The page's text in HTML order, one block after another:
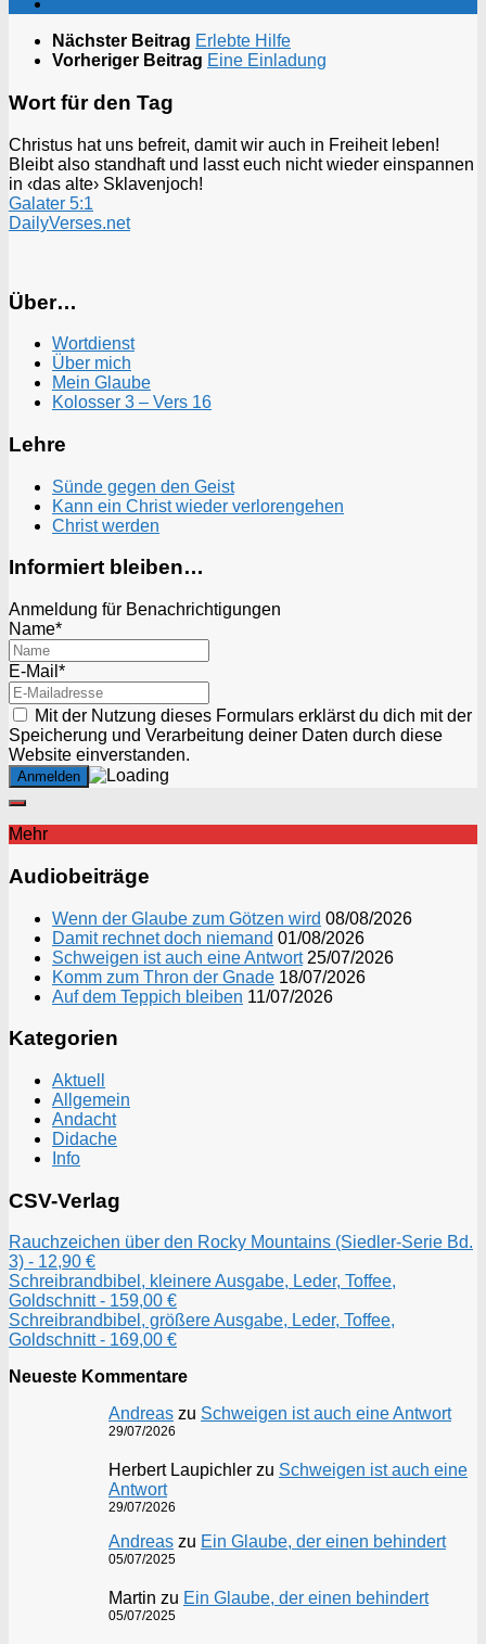
Nächster Beitrag Erlebte Hilfe
Vorheriger Beitrag Eine Einladung
Wort für den Tag
Christus hat uns befreit, damit wir auch in Freiheit leben!
Bleibt also standhaft und lasst euch nicht wieder einspannen
in ‹das alte› Sklavenjoch!
Galater 5:1
DailyVerses.net
Über…
Wortdienst
Über mich
Mein Glaube
Kolosser 3 – Vers 16
Lehre
Sünde gegen den Geist
Kann ein Christ wieder verlorengehen
Christ werden
Informiert bleiben…
Anmeldung für Benachrichtigungen
Name*
E-Mail*
Mit der Nutzung dieses Formulars erklärst du dich mit der
Speicherung und Verarbeitung deiner Daten durch diese
Website einverstanden.
Mehr
Audiobeiträge
Wenn der Glaube zum Götzen wird 08/08/2026
Damit rechnet doch niemand 01/08/2026
Schweigen ist auch eine Antwort 25/07/2026
Komm zum Thron der Gnade 18/07/2026
Auf dem Teppich bleiben 11/07/2026
Kategorien
Aktuell
Allgemein
Andacht
Didache
Info
CSV-Verlag
Rauchzeichen über den Rocky Mountains (Siedler-Serie Bd.
3) - 12,90 €
Schreibrandbibel, kleinere Ausgabe, Leder, Toffee,
Goldschnitt - 159,00 €
Schreibrandbibel, größere Ausgabe, Leder, Toffee,
Goldschnitt - 169,00 €
Neueste Kommentare
Andreas zu Schweigen ist auch eine Antwort
29/07/2026
Herbert Laupichler zu Schweigen ist auch eine
Antwort
29/07/2026
Andreas zu Ein Glaube, der einen behindert
05/07/2025
Martin zu Ein Glaube, der einen behindert
05/07/2025